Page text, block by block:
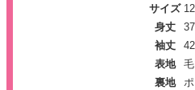
サイズ
身丈
袖丈
42
表地
裏地